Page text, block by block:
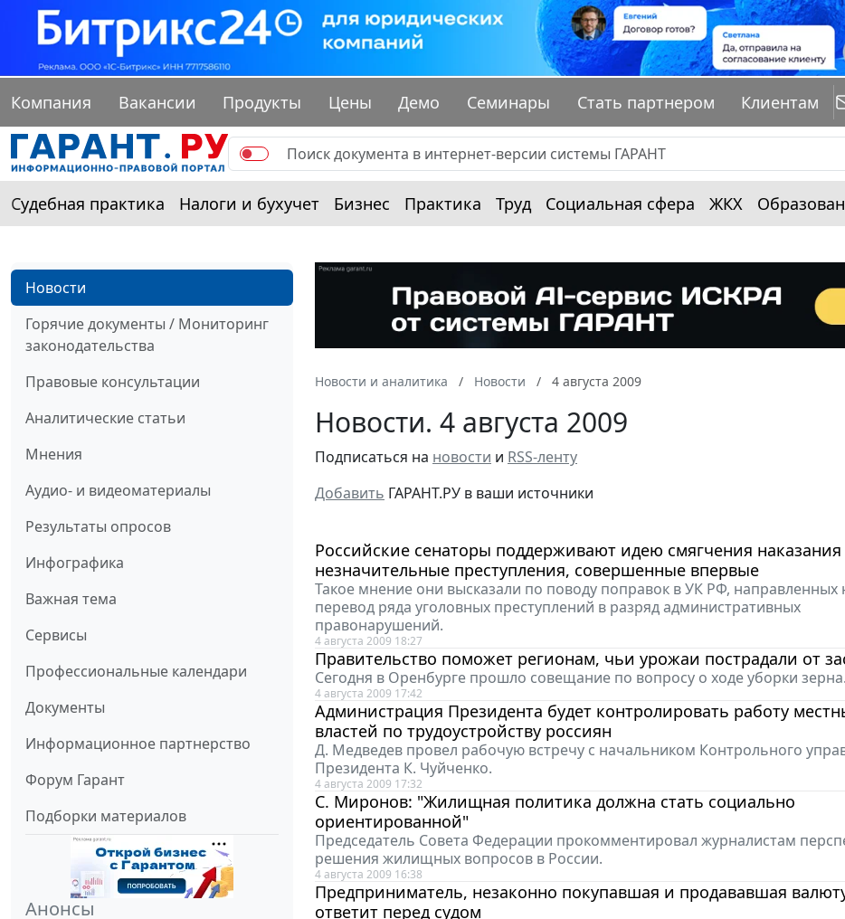
Компания Вакансии Продукты Цены Демо Семинары Стать партнером Клиентам
Судебная практика Налоги и бухучет Бизнес Практика Труд Социальная сфера ЖКХ
Новости
Горячие документы / Мониторинг
законодательства
Правовые консультации
Аналитические статьи
Мнения
Аудио- и видеоматериалы
Результаты опросов
Инфографика
Важная тема
Сервисы
Профессиональные календари
Документы
Информационное партнерство
Форум Гарант
Подборки материалов
Анонсы
Новости и аналитика Новости 4 августа 2009
Новости. 4 августа 2009
Подписаться на новости и RSS-ленту
Добавить ГАРАНТ.РУ в ваши источники
Российские сенаторы поддерживают идею смягчения наказания
незначительные преступления, совершенные впервые
Такое мнение они высказали по поводу поправок в УК РФ, направленных
перевод ряда уголовных преступлений в разряд административных
правонарушений.
4 августа 2009 18:27
Правительство поможет регионам, чьи урожаи пострадали от
Сегодня в Оренбурге прошло совещание по вопросу о ходе уборки зерна.
4 августа 2009 17:42
Администрация Президента будет контролировать работу
властей по трудоустройству россиян
Д. Медведев провел рабочую встречу с начальником Контрольного
Президента К. Чуйченко.
4 августа 2009 17:32
С. Миронов: "Жилищная политика должна стать социально
ориентированной"
Председатель Совета Федерации прокомментировал журналистам
решения жилищных вопросов в России.
4 августа 2009 16:38
Предприниматель, незаконно покупавшая и продававшая
ответит перед судом